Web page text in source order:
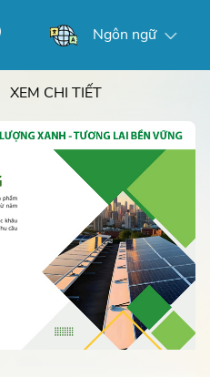
Ngôn ngữ
XEM CHI TIẾT